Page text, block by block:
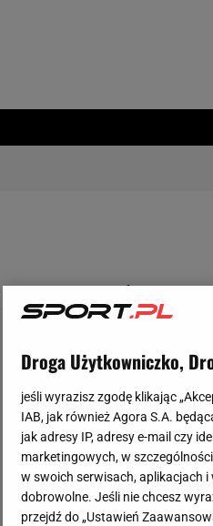
Droga Użytkowniczko,
jeśli wyrazisz zgodę klikając
IAB, jak również Agora S.A.
jak adresy IP, adresy e-mail czy
marketingowych, w
w swoich serwisach, aplikacjach
dobrowolne. Jeśli nie chcesz
przejdź do „Ustawień